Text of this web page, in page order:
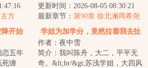
人心
方
神。&lt;br/&gt;他失恋那天，最敬
重的导师给...
更新时间：2026-08-05 08:30:21
最新章节： 第90章 徐北澜周希尧
SS级修罗场
开始
恋五年
死缠
学姐为加学分，竟然拉着我去扯
作者：夜中雪
简介：我叫陈舟，大二，平平无
奇。&lt;br/&gt;苏浅学姐，大四风